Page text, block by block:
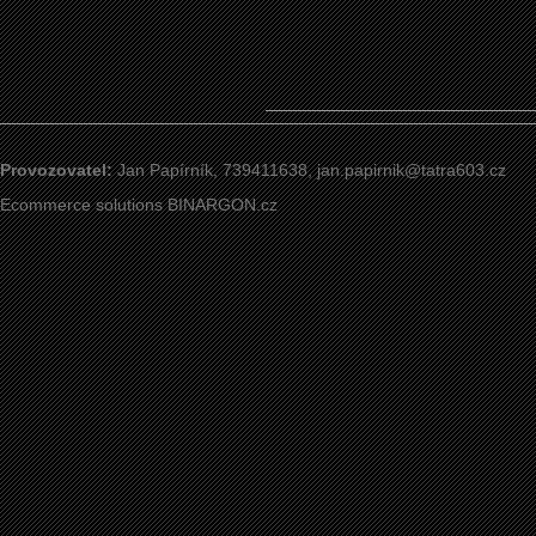
Provozovatel:Jan Papírník, 739411638,jan.papirnik@tatra603.cz
Ecommerce solutions BINARGON.cz